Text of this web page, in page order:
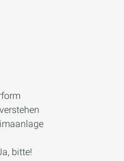
bitte!